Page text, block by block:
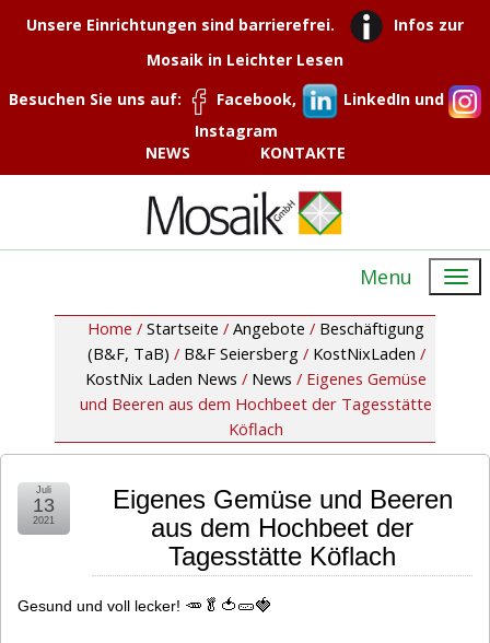
Unsere Einrichtungen sind barrierefrei.
Infos zur
Mosaik in Leichter Lesen
Besuchen Sie uns auf:
Facebook,
LinkedIn und
Instagram
NEWS
KONTAKTE
Menu
Home / Startseite / Angebote / Beschäftigung
(B&F, TaB) / B&F Seiersberg / KostNixLaden /
KostNix Laden News / News / Eigenes Gemüse
und Beeren aus dem Hochbeet der Tagesstätte
Köflach
Eigenes Gemüse und Beeren
aus dem Hochbeet der
Tagesstätte Köflach
Juli
13
2021
Gesund und voll lecker! 🥕 🥬 🍅🥒🍓